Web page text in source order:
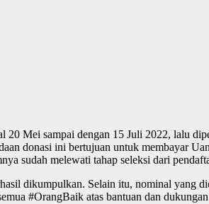
Mei sampai dengan 15 Juli 2022, lalu
donasi ini bertujuan untuk membayar
sudah melewati tahap seleksi dari
dikumpulkan. Selain itu, nominal yang
#OrangBaik atas bantuan dan